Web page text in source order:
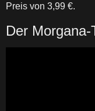
Preis von 3,99 €.
Der Morgana-